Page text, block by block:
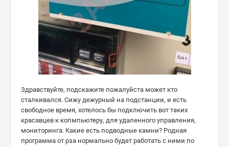
Здравствуйте, подскажите пожалуйста может кто
сталкивался. Сижу дежурный на подстанции, и есть
свободное время, хотелось бы подключить вот таких
красавцев к копмпьютеру, для удаленного управления,
мониторинга. Какие есть подводные камни? Родная
программа от рза нормально будет работать с ними по